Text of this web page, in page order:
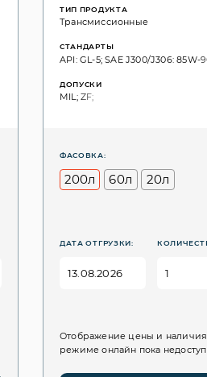
ТИП ПРОДУКТА
Трансмиссионные
СТАНДАРТЫ
API: GL-5; SAE J300/J306: 85W-
ДОПУСКИ
MIL; ZF;
ФАСОВКА:
200л 60л 20л
ДАТА ОТГРУЗКИ:
Отображение цены и наличия
режиме онлайн пока